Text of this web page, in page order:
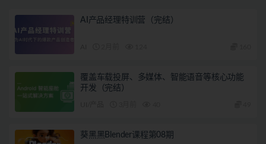
AI产品经理特训营（完结）
覆盖车载投屏、多媒体、智能语音等核心功能
开发（完结）
葵黑黑Blender课程第08期